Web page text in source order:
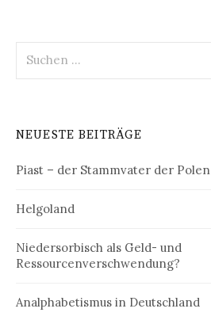
nach:
NEUESTE BEITRÄGE
Piast – der Stammvater der Polen
Helgoland
Niedersorbisch als Geld- und
Ressourcenverschwendung?
Analphabetismus in Deutschland